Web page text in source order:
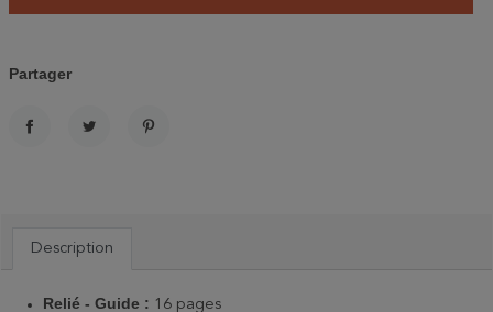
Partager
Description
Relié - Guide : 16 pages